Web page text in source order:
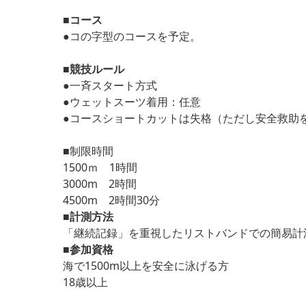
■コース
●コの字型のコースを予定。
■競技ルール
●一斉スタート方式
●ウェットスーツ着用：任意
●コースショートカットは失格（ただし安全救助
■制限時間
1500ｍ 1時間
3000m 2時間
4500m 2時間30分
■計測方法
「継続記録」を重視したリストバンドでの簡易計
■参加資格
海で1500m以上を安全に泳げる方
18歳以上